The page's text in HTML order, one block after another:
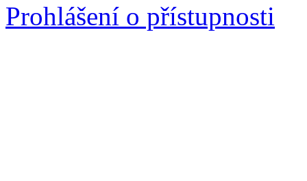
Prohlášení o přístupnosti